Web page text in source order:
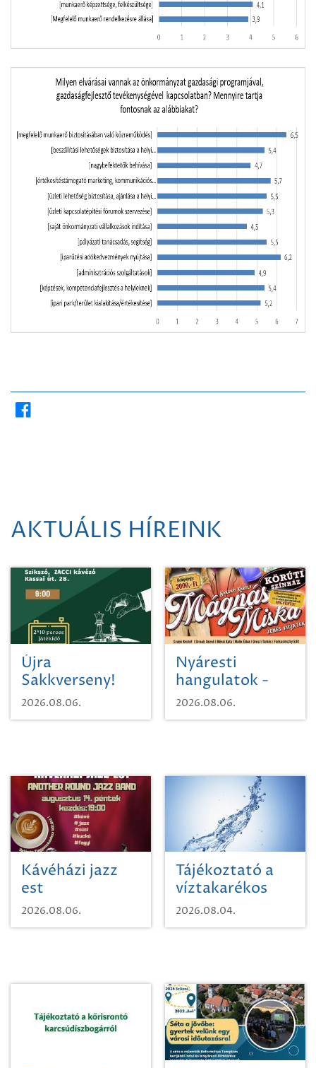
AKTUÁLIS HÍREINK
Újra
Sakkverseny!
2026.08.06.
Nyáresti
hangulatok -
Mágnás Miska
2026.08.06.
Kávéházi jazz
est
2026.08.06.
Tájékoztató a
víztakarékos
vízhasználatról
2026.08.04.